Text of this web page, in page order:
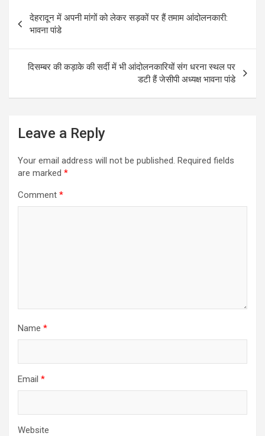
Post
navigation
देहरादून में अपनी मांगों को लेकर सड़कों पर हैं तमाम आंदोलनकारी:
भावना पांडे
दिसम्बर की कड़ाके की सर्दी में भी आंदोलनकारियों संग धरना स्थल पर
डटी हैं जेसीपी अध्यक्ष भावना पांडे
Leave a Reply
Your email address will not be published. Required fields
are marked *
Comment *
Name *
Email *
Website